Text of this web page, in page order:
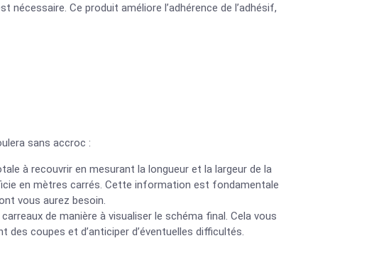
nécessaire. Ce produit améliore l’adhérence de l’adhésif,
sans accroc :
à recouvrir en mesurant la longueur et la largeur de la
en mètres carrés. Cette information est fondamentale
vous aurez besoin.
de manière à visualiser le schéma final. Cela vous
coupes et d’anticiper d’éventuelles difficultés.